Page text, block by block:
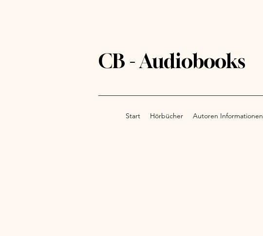
CB - Audiobooks
Start Hörbücher Autoren Informationen